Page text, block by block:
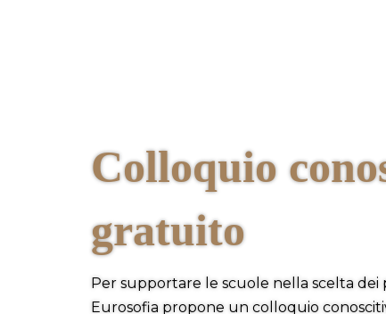
Colloquio
gratuito
Per supportare le scuole nella scelta dei
Eurosofia propone un colloquio